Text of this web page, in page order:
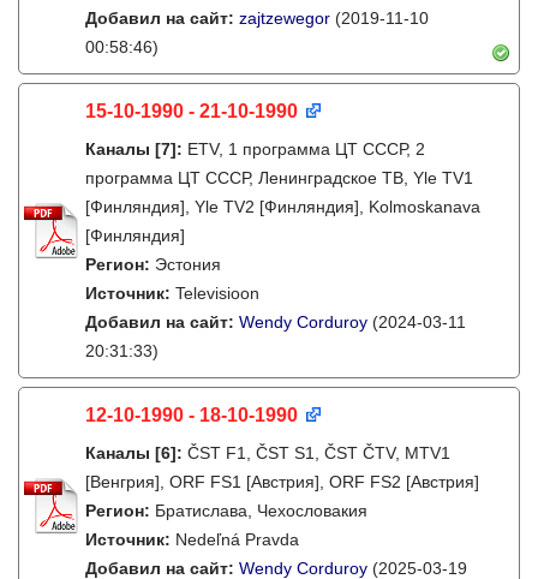
Добавил на сайт: zajtzewegor (2019-11-10
00:58:46)
15-10-1990 - 21-10-1990
Каналы [7]: ETV, 1 программа ЦТ СССР, 2
программа ЦТ СССР, Ленинградское ТВ, Yle TV1
[Финляндия], Yle TV2 [Финляндия], Kolmoskanava
[Финляндия]
Регион: Эстония
Источник: Televisioon
Добавил на сайт: Wendy Corduroy (2024-03-11
20:31:33)
12-10-1990 - 18-10-1990
Каналы [6]: ČST F1, ČST S1, ČST ČTV, MTV1
[Венгрия], ORF FS1 [Австрия], ORF FS2 [Австрия]
Регион: Братислава, Чехословакия
Источник: Nedeľná Pravda
Добавил на сайт: Wendy Corduroy (2025-03-19